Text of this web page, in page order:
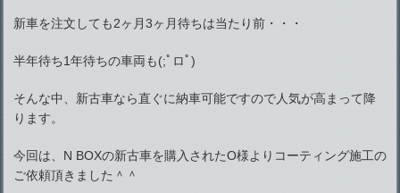
新車を注文しても2ヶ月3ヶ月待ちは当たり前・・・
半年待ち1年待ちの車両も(;ﾟロﾟ)
そんな中、新古車なら直ぐに納車可能ですので人気が高まって降
ります。
今回は、N BOXの新古車を購入されたO様よりコーティング施工の
ご依頼頂きました＾＾